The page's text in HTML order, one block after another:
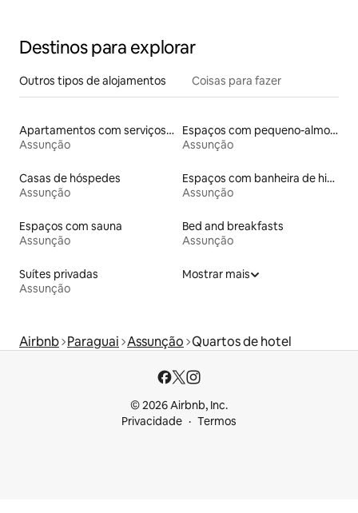
Destinos para explorar
Outros tipos de alojamentos Coisas para fazer
Apartamentos com serviços incluídos
Assunção
Espaços com pequeno-almoço
Assunção
Casas de hóspedes
Assunção
Espaços com banheira de hidromassagem
Assunção
Espaços com sauna
Assunção
Bed and breakfasts
Assunção
Suítes privadas
Assunção
Mostrar mais
Airbnb Paraguai Assunção Quartos de hotel
© 2026 Airbnb, Inc.
Privacidade
Termos